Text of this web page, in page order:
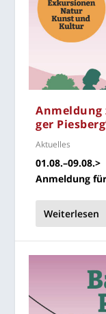
Anmel­dung
ger
Aktuelles
01.08.–09.08.>
Anmel­dung
Weiterlesen